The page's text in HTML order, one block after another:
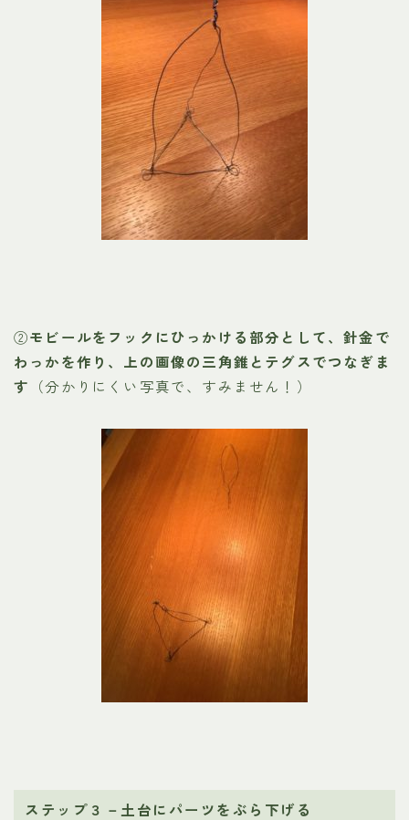
②モビールをフックにひっかける部分として、針金で
わっかを作り、上の画像の三角錐とテグスでつなぎま
す （分かりにくい写真で、すみません！）
ステップ３－土台にパーツをぶら下げる